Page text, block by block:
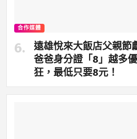
合作媒體
遠雄悅來大飯店父親節
爸爸身分證「8」越多
狂，最低只要8元！